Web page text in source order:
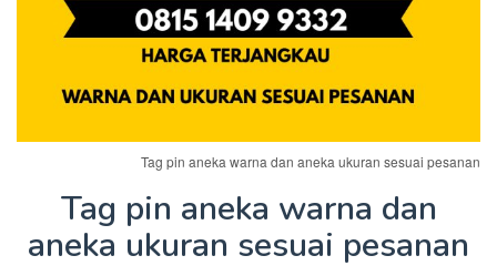
Tag pin aneka warna dan aneka ukuran sesuai pesanan
Tag pin aneka warna dan
aneka ukuran sesuai pesanan